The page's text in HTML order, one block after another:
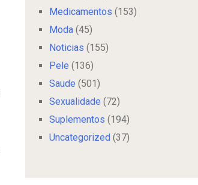
Medicamentos (153)
Moda (45)
Noticias (155)
Pele (136)
Saude (501)
Sexualidade (72)
Suplementos (194)
Uncategorized (37)